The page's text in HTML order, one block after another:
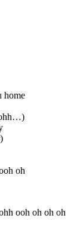
home
oh
ooh oh oh oh